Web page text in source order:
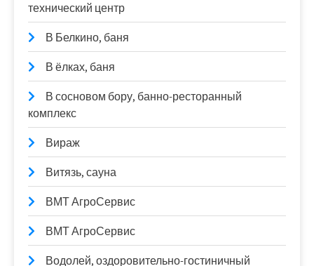
технический центр
В Белкино, баня
В ёлках, баня
В сосновом бору, банно-ресторанный
комплекс
Вираж
Витязь, сауна
ВМТ АгроСервис
ВМТ АгроСервис
Водолей, оздоровительно-гостиничный